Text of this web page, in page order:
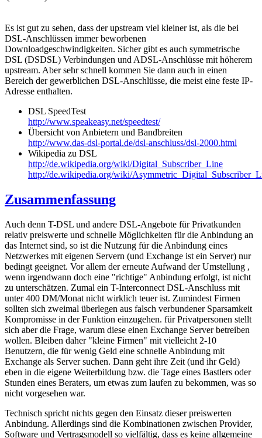
Es ist gut zu sehen, dass der upstream viel kleiner ist, als die bei
DSL-Anschlüssen immer beworbenen
Downloadgeschwindigkeiten. Sicher gibt es auch symmetrische
DSL (DSDSL) Verbindungen und ADSL-Anschlüsse mit höherem
upstream. Aber sehr schnell kommen Sie dann auch in einen
Bereich der gewerblichen DSL-Anschlüsse, die meist eine feste IP-
Adresse enthalten.
DSL SpeedTest
http://www.speakeasy.net/speedtest/
Übersicht von Anbietern und Bandbreiten
http://www.das-dsl-portal.de/dsl-anschluss/dsl-2000.html
Wikipedia zu DSL
http://de.wikipedia.org/wiki/Digital_Subscriber_Line
http://de.wikipedia.org/wiki/
Zusammenfassung
Auch denn T-DSL und andere DSL-Angebote für Privatkunden
relativ preiswerte und schnelle Möglichkeiten für die Anbindung an
das Internet sind, so ist die Nutzung für die Anbindung eines
Netzwerkes mit eigenen Servern (und Exchange ist ein Server) nur
bedingt geeignet. Vor allem der erneute Aufwand der Umstellung ,
wenn irgendwann doch eine "richtige" Anbindung erfolgt, ist nicht
zu unterschätzen. Zumal ein T-Interconnect DSL-Anschluss mit
unter 400 DM/Monat nicht wirklich teuer ist. Zumindest Firmen
sollten sich zweimal überlegen aus falsch verbundener Sparsamkeit
Kompromisse in der Funktion einzugehen. für Privatpersonen stellt
sich aber die Frage, warum diese einen Exchange Server betreiben
wollen. Bleiben daher "kleine Firmen" mit vielleicht 2-10
Benutzern, die für wenig Geld eine schnelle Anbindung mit
Exchange als Server suchen. Dann geht ihre Zeit (und ihr Geld)
eben in die eigene Weiterbildung bzw. die Tage eines Bastlers oder
Stunden eines Beraters, um etwas zum laufen zu bekommen, was so
nicht vorgesehen war.
Technisch spricht nichts gegen den Einsatz dieser preiswerten
Anbindung. Allerdings sind die Kombinationen zwischen Provider,
Software und Vertragsmodell so vielfältig, dass es keine allgemeine